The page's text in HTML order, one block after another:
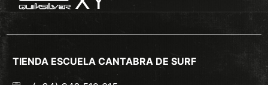
TIENDA ESCUELA CANTABRA DE SURF